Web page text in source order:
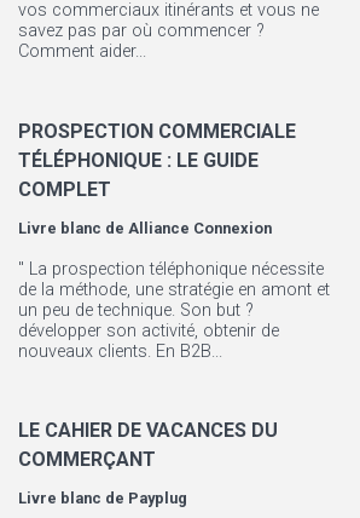
vos commerciaux itinérants et vous ne
savez pas par où commencer ?
Comment aider...
PROSPECTION COMMERCIALE
TÉLÉPHONIQUE : LE GUIDE
COMPLET
Livre blanc de Alliance Connexion
" La prospection téléphonique nécessite
de la méthode, une stratégie en amont et
un peu de technique. Son but ?
développer son activité, obtenir de
nouveaux clients. En B2B...
LE CAHIER DE VACANCES DU
COMMERÇANT
Livre blanc de Payplug